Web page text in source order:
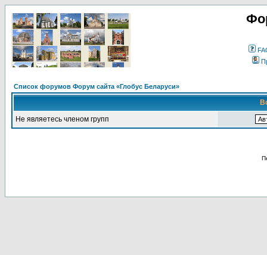
Список форумов Форум сайта «Глобус Беларуси»
Не являетесь членом групп